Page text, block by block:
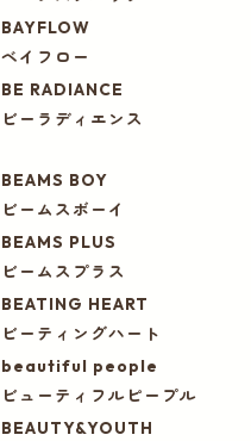
BAYFLOW
ベイフロー
BE RADIANCE
ビーラディエンス
BEAMS BOY
ビームスボーイ
BEAMS PLUS
ビームスプラス
BEATING HEART
ビーティングハート
beautiful people
ビューティフルピープル
BEAUTY&YOUTH